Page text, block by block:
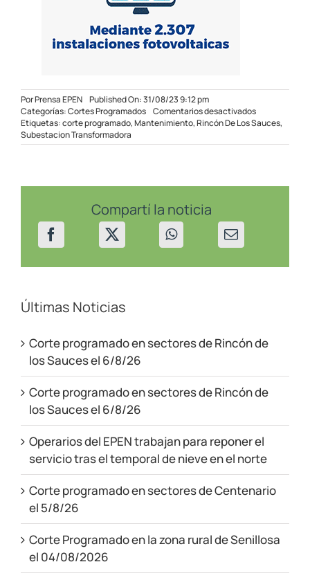
PorPrensa EPEN Published On: 31/08/23 9:12 pm
Categorías:Cortes Programados Comentarios desactivadosen
Corte
en
Etiquetas:corte programado,Mantenimiento,Rincón De Los Sauces,
Subestacion Transformadora
Compartí la noticia
Últimas Noticias
Corte programado en sectores de Rincón de
los Sauces el 6/8/26
Corte programado en sectores de Rincón de
los Sauces el 6/8/26
Operarios del EPEN trabajan para reponer el
servicio tras el temporal de nieve en el norte
Corte programado en sectores de Centenario
el 5/8/26
Corte Programado en la zona rural de Senillosa
el 04/08/2026